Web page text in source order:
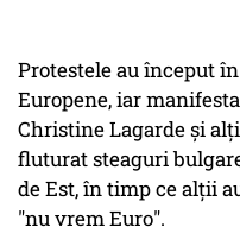
Protestele au început
Europene, iar
Christine Lagarde şi
fluturat steaguri
de Est, în timp ce alţii
"nu vrem Euro".